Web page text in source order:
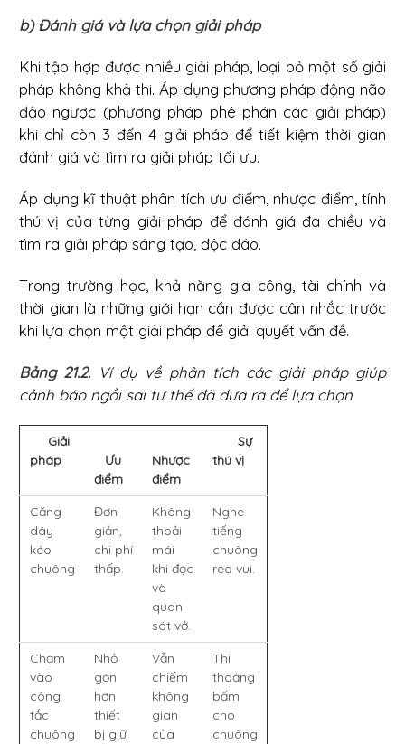
b) Đánh giá và lựa chọn giải pháp
Khi tập hợp được nhiều giải pháp, loại bỏ một số giải
pháp không khả thi. Áp dụng phương pháp động não
đảo ngược (phương pháp phê phán các giải pháp)
khi chỉ còn 3 đến 4 giải pháp để tiết kiệm thời gian
đánh giá và tìm ra giải pháp tối ưu.
Áp dụng kĩ thuật phân tích ưu điểm, nhược điểm, tính
thú vị của từng giải pháp để đánh giá đa chiều và
tìm ra giải pháp sáng tạo, độc đáo.
Trong trường học, khả năng gia công, tài chính và
thời gian là những giới hạn cần được cân nhắc trước
khi lựa chọn một giải pháp để giải quyết vấn đề.
Bảng 21.2. Ví dụ về phân tích các giải pháp giúp
cảnh báo ngồi sai tư thế đã đưa ra để lựa chọn
Giải
pháp
Ưu
điểm
Nhược
điểm
Sự
thú vị
Căng
dây
kéo
chuông
Đơn
giản,
chi phí
thấp.
Không
thoải
mái
khi đọc
và
quan
sát vở.
Nghe
tiếng
chuông
reo vui.
Chạm
vào
công
tắc
chuông
Nhỏ
gọn
hơn
thiết
bị giữ
Vẫn
chiếm
không
gian
của
Thi
thoảng
bấm
cho
chuông